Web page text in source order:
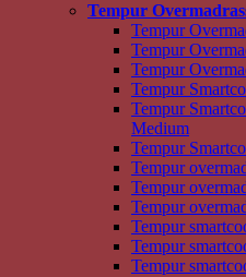
Tempur
Tempur
Tempur
Tempur
Tempur
Tempur
Medium
Tempur
Tempur
Tempur
Tempur
Tempur
Tempur
Tempur